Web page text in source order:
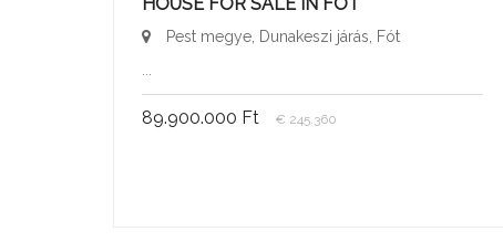
HOUSE FOR SALE IN FÓT
Pest megye, Dunakeszi járás, Fót
...
89.900.000 Ft € 245.360